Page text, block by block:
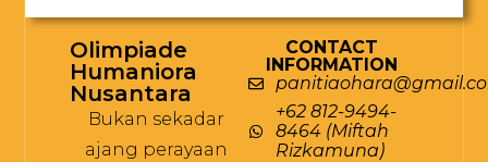
Olimpiade
Humaniora
Nusantara
Bukan sekadar
ajang perayaan
CONTACT
INFORMATION
+62 812-9494-
8464 (Miftah
Rizkamuna)